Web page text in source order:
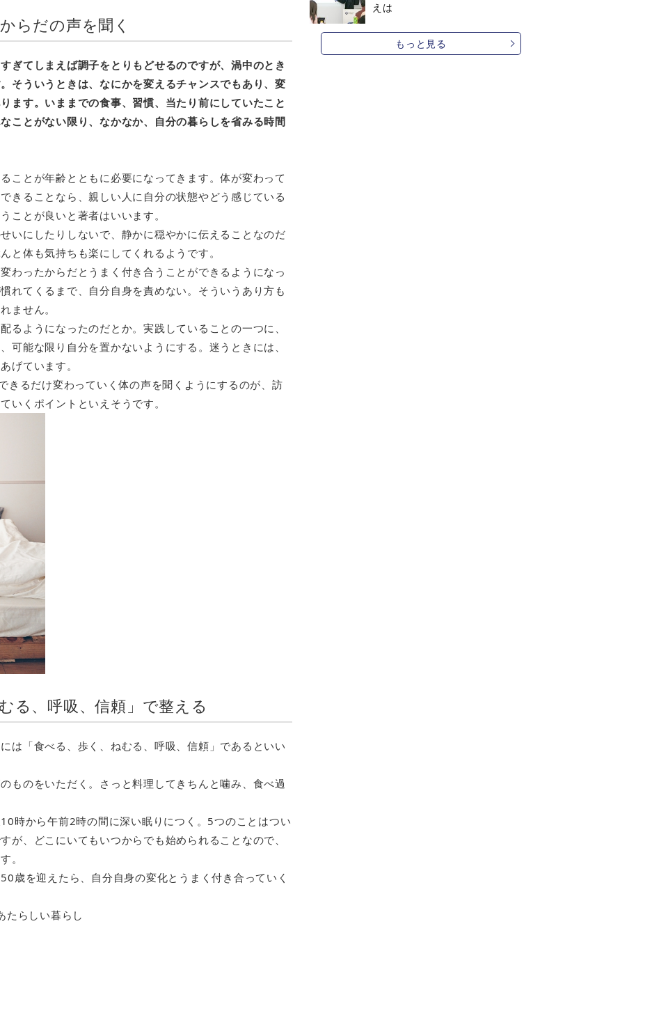
らだの声を聞く
ぎてしまえば調子をとりもどせるのですが、渦中のとき
そういうときは、なにかを変えるチャンスでもあり、変
ます。いままでの食事、習慣、当たり前にしていたこと
ことがない限り、なかなか、自分の暮らしを省みる時間
ことが年齢とともに必要になってきます。体が変わって
きることなら、親しい人に自分の状態やどう感じている
ことが良いと著者はいいます。
いにしたりしないで、静かに穏やかに伝えることなのだ
と体も気持ちも楽にしてくれるようです。
わったからだとうまく付き合うことができるようになっ
れてくるまで、自分自身を責めない。そういうあり方も
ません。
るようになったのだとか。実践していることの一つに、
可能な限り自分を置かないようにする。迷うときには、
げています。
きるだけ変わっていく体の声を聞くようにするのが、訪
いくポイントといえそうです。
る、呼吸、信頼」で整える
は「食べる、歩く、ねむる、呼吸、信頼」であるといい
ものをいただく。さっと料理してきちんと噛み、食べ過
時から午前2時の間に深い眠りにつく。5つのことはつい
が、どこにいてもいつからでも始められることなので、
。
歳を迎えたら、自分自身の変化とうまく付き合っていく
たらしい暮らし
えは
もっと見る